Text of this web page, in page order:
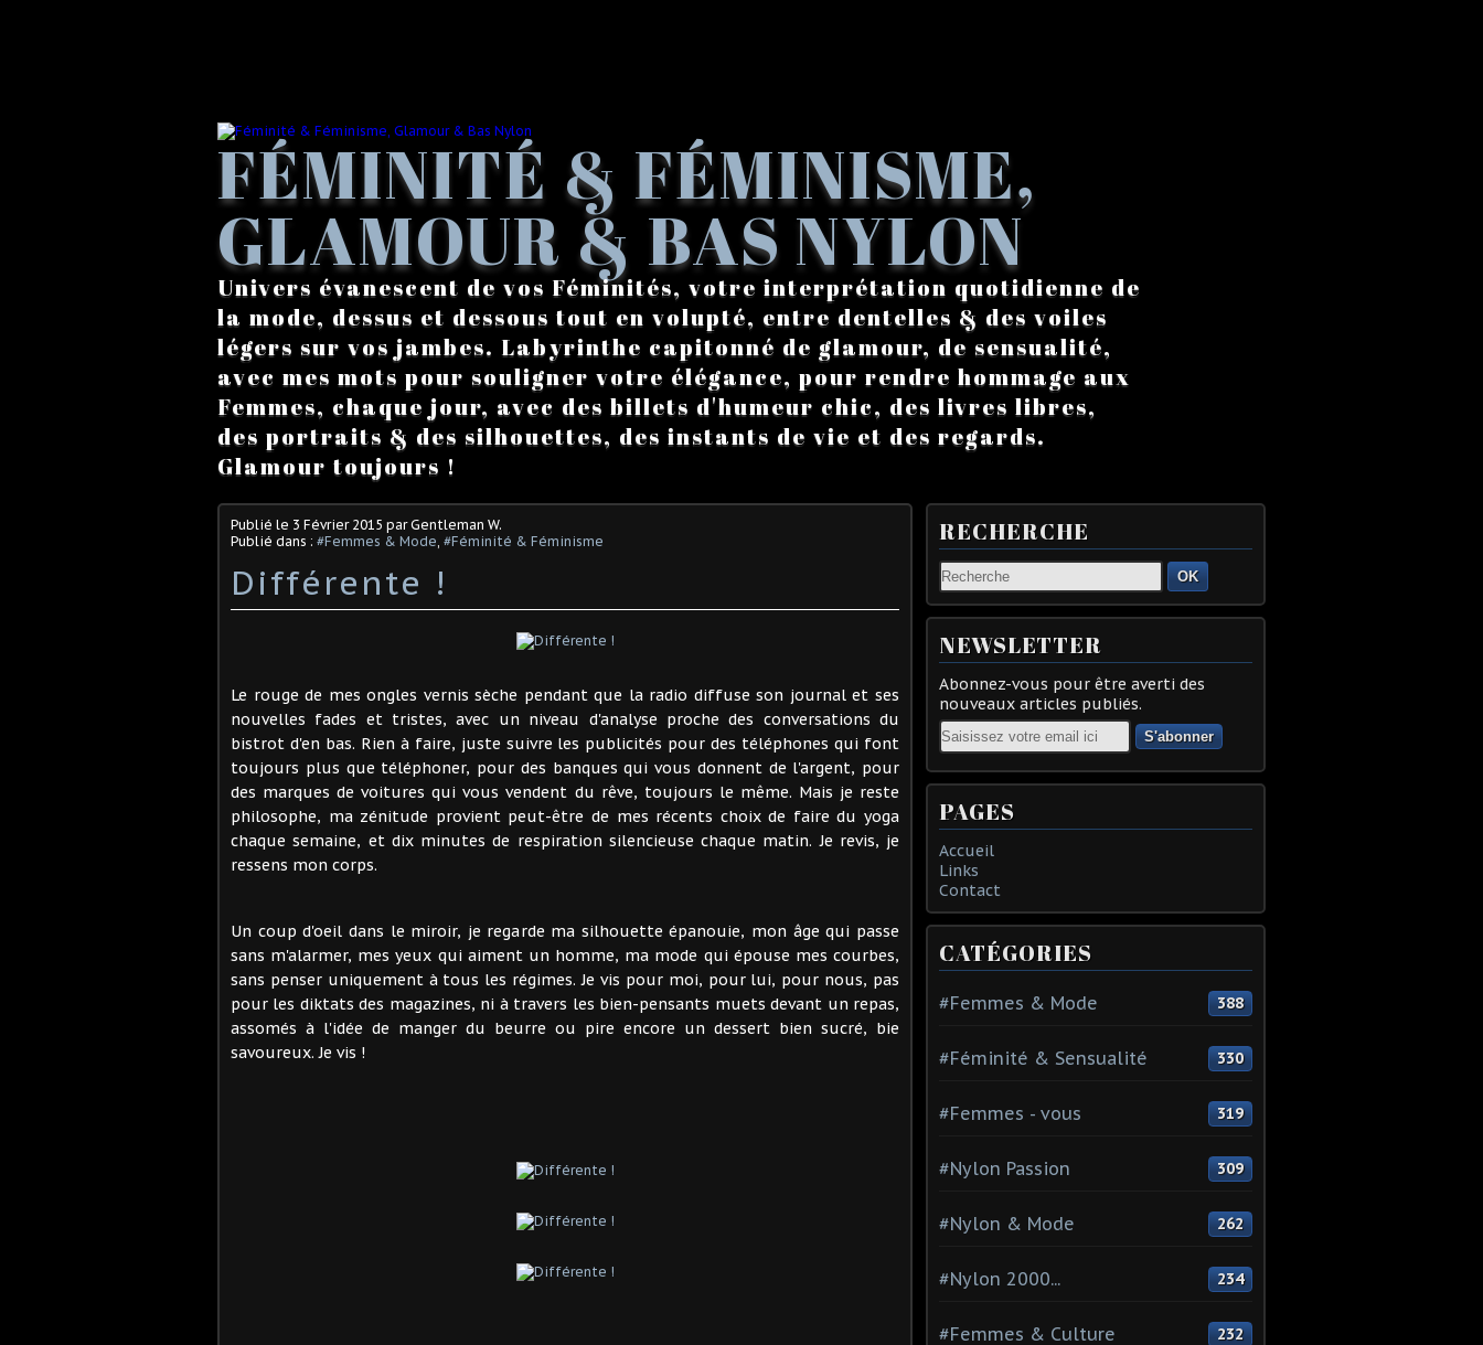
FÉMINITÉ & FÉMINISME,
GLAMOUR & BAS NYLON
Univers évanescent de vos Féminités, votre interprétation quotidienne de
la mode, dessus et dessous tout en volupté, entre dentelles & des voiles
légers sur vos jambes. Labyrinthe capitonné de glamour, de sensualité,
avec mes mots pour souligner votre élégance, pour rendre hommage aux
Femmes, chaque jour, avec des billets d'humeur chic, des livres libres,
des portraits & des silhouettes, des instants de vie et des regards.
Glamour toujours !
Publié le 3 Février 2015 par Gentleman W.
Publié dans : #Femmes & Mode #Féminité & Féminisme
Différente !
Le rouge de mes ongles vernis sèche pendant que la radio diffuse son journal et ses
nouvelles fades et tristes, avec un niveau d'analyse proche des conversations du
bistrot d'en bas. Rien à faire, juste suivre les publicités pour des téléphones qui font
toujours plus que téléphoner, pour des banques qui vous donnent de l'argent, pour
des marques de voitures qui vous vendent du rêve, toujours le même. Mais je reste
philosophe, ma zénitude provient peut-être de mes récents choix de faire du yoga
chaque semaine, et dix minutes de respiration silencieuse chaque matin. Je revis, je
ressens mon corps.
Un coup d'oeil dans le miroir, je regarde ma silhouette épanouie, mon âge qui passe
sans m'alarmer, mes yeux qui aiment un homme, ma mode qui épouse mes courbes,
sans penser uniquement à tous les régimes. Je vis pour moi, pour lui, pour nous, pas
pour les diktats des magazines, ni à travers les bien-pensants muets devant un repas,
assomés à l'idée de manger du beurre ou pire encore un dessert bien sucré, bie
savoureux. Je vis !
RECHERCHE
OK
NEWSLETTER
Abonnez-vous pour être averti des
nouveaux articles publiés.
Email
PAGES
Accueil
Links
Contact
CATÉGORIES
#Femmes & Mode 388
#Féminité & Sensualité 330
#Femmes - vous 319
#Nylon Passion 309
#Nylon & Mode 262
#Nylon 2000... 234
#Femmes & Culture 232